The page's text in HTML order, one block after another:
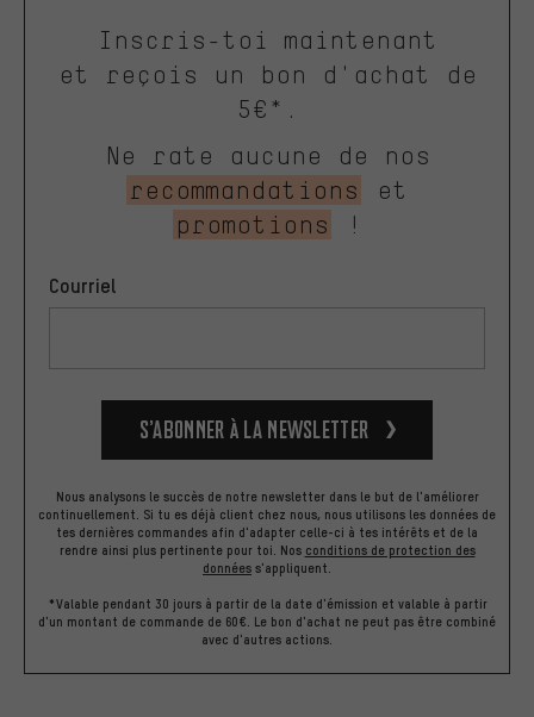
Inscris-toi maintenant
et reçois un bon d'achat de
5€*.
Ne rate aucune de nos
recommandations
et
promotions
!
Courriel
S’abonner à la newsletter
Nous analysons le succès de notre newsletter dans le but de l'améliorer
continuellement. Si tu es déjà client chez nous, nous utilisons les données de
tes dernières commandes afin d'adapter celle-ci à tes intérêts et de la
rendre ainsi plus pertinente pour toi. Nos conditions de protection des
données s'appliquent.
*Valable pendant 30 jours à partir de la date d'émission et valable à partir
d'un montant de commande de 60€. Le bon d'achat ne peut pas être combiné
avec d'autres actions.